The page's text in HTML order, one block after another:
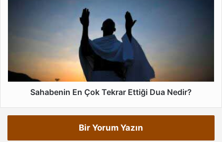
Sahabenin En Çok Tekrar Ettiği Dua Nedir?
Bir Yorum Yazın